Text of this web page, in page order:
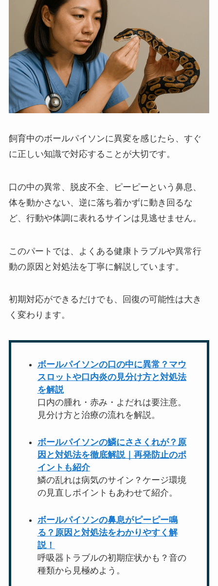
飼育中のボールパイソンに異変を感じたら、すぐ
に正しい知識で対応することが大切です。
口の中の異常、脱皮不全、ピーピーという鼻息、
体を動かさない、逆に落ち着かずに動き回るな
ど、行動や体調に表れるサインは見逃せません。
このパートでは、よくある健康トラブルや異常行
動の原因と対処法を丁寧に解説しています。
初期対応ができるだけでも、回復の可能性は大き
く変わります。
ボールパイソンの口の中に異常？マウ
スロットや口内炎の見分け方と対処法
を解説
口内の腫れ・赤み・よだれは要注意。
見分け方と治療の流れを解説。
ボールパイソンの鱗にささくれが？原
因と対処法を徹底解説｜再発防止のポ
イントも紹介
鱗の乱れは病気のサイン？ケージ環境
の見直しポイントもあわせて紹介。
ボールパイソンの鼻息がピーピー鳴
る？原因と対処法をわかりやすく解
説！
呼吸器トラブルの初期症状かも？音の
種類から見極めよう。